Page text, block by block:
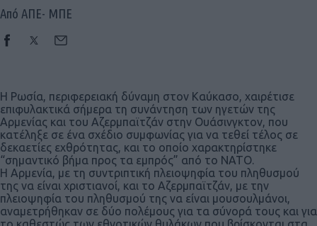
Από ΑΠΕ- ΜΠΕ
Η Ρωσία, περιφερειακή δύναμη στον Καύκασο, χαιρέτισε
επιφυλακτικά σήμερα τη συνάντηση των ηγετών της
Αρμενίας και του Αζερμπαϊτζάν στην Ουάσινγκτον, που
κατέληξε σε ένα σχέδιο συμφωνίας για να τεθεί τέλος σε
δεκαετίες εχθρότητας, και το οποίο χαρακτηρίστηκε
“σημαντικό βήμα προς τα εμπρός” από το ΝΑΤΟ.
Η Αρμενία, με τη συντριπτική πλειοψηφία του πληθυσμού
της να είναι χριστιανοί, και το Αζερμπαϊτζάν, με την
πλειοψηφία του πληθυσμού της να είναι μουσουλμάνοι,
αναμετρήθηκαν σε δύο πολέμους για τα σύνορά τους και για